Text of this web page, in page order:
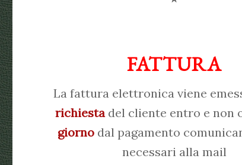
FATTURA
La fattura elettronica viene
richiestadel cliente entro e non
giornodal pagamento
necessari alla mail